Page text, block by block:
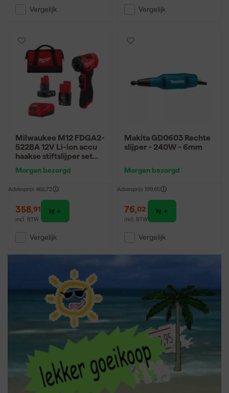
Vergelijk Vergelijk
Milwaukee M12 FDGA2-
522BA 12V Li-ion accu
haakse stiftslijper set
5.0Ah + 1x 2.0Ah accu)
Morgen bezorgd
Adviesprijs 465,72
358,91
incl. BTW
Vergelijk
Makita GD0603 Rechte
slijper - 240W - 6mm
Morgen bezorgd
Adviesprijs 199,65
76,02
incl. BTW
Vergelijk